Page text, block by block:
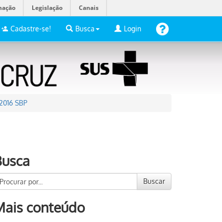
Legislação Canais
Cadastre-se! Busca Login
SBP
Buscar
conteúdo